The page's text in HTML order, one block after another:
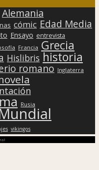
Alemania
cómic Edad Media
Ensayo entrevista
Francia Grecia
Hislibris historia
romano Inglaterra
Rusia
vikingos